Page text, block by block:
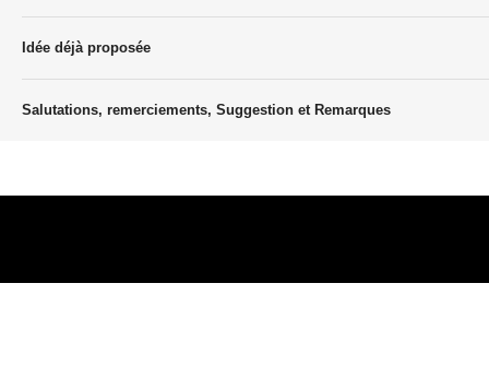
Idée déjà proposée
Salutations, remerciements, Suggestion et Remarques